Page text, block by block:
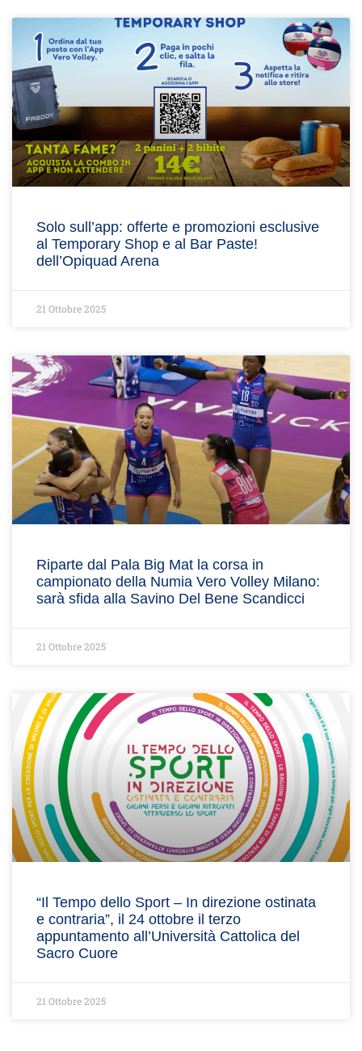
Solo sull’app: offerte e promozioni esclusive
al Temporary Shop e al Bar Paste!
dell’Opiquad Arena
21 Ottobre 2025
Riparte dal Pala Big Mat la corsa in
campionato della Numia Vero Volley Milano:
sarà sfida alla Savino Del Bene Scandicci
21 Ottobre 2025
“Il Tempo dello Sport – In direzione ostinata
e contraria”, il 24 ottobre il terzo
appuntamento all’Università Cattolica del
Sacro Cuore
21 Ottobre 2025